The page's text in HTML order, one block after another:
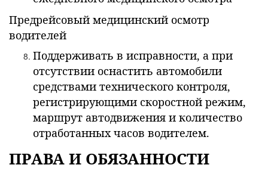
Предрейсовый медицинский осмотр
водителей
Поддерживать в исправности, а при
отсутствии оснастить автомобили
средствами технического контроля,
регистрирующими скоростной режим,
маршрут автодвижения и количество
отработанных часов водителем.
ПРАВА И ОБЯЗАННОСТИ